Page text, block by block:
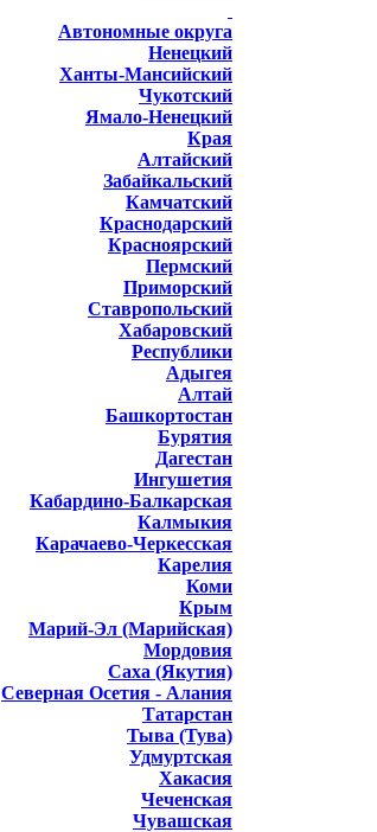
Автономные округа
Ненецкий
Ханты-Мансийский
Чукотский
Ямало-Ненецкий
Края
Алтайский
Забайкальский
Камчатский
Краснодарский
Красноярский
Пермский
Приморский
Ставропольский
Хабаровский
Республики
Адыгея
Алтай
Башкортостан
Бурятия
Дагестан
Ингушетия
Кабардино-Балкарская
Калмыкия
Карачаево-Черкесская
Карелия
Коми
Крым
Марий-Эл (Марийская)
Мордовия
Саха (Якутия)
Северная Осетия - Алания
Татарстан
Тыва (Тува)
Удмуртская
Хакасия
Чеченская
Чувашская